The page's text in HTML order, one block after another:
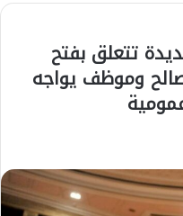
تتعلق بفتح
وموظف يواجه